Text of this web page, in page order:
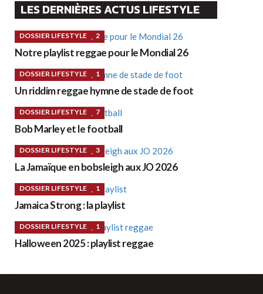
LES DERNIÈRES ACTUS LIFESTYLE
DOSSIER LIFESTYLE 2
Notre playlist reggae pour le Mondial 26
DOSSIER LIFESTYLE 1
Un riddim reggae hymne de stade de foot
DOSSIER LIFESTYLE 7
Bob Marley et le football
DOSSIER LIFESTYLE 3
La Jamaïque en bobsleigh aux JO 2026
DOSSIER LIFESTYLE 1
Jamaica Strong : la playlist
DOSSIER LIFESTYLE 1
Halloween 2025 : playlist reggae